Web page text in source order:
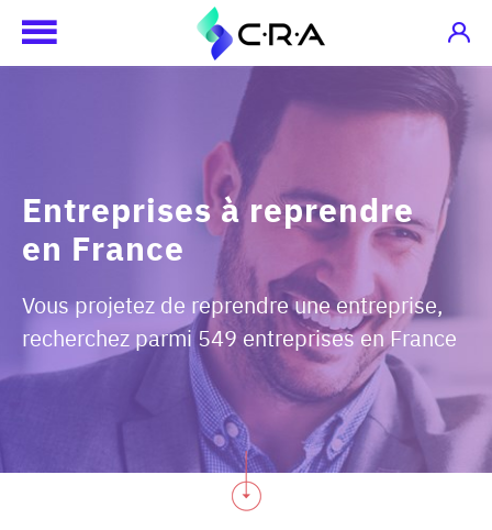
Entreprises à reprendre
en France
Vous projetez de reprendre une entreprise,
recherchez parmi 549 entreprises en France